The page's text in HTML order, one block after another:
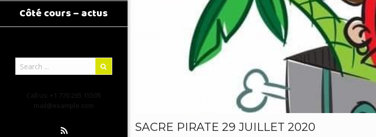
Côté cours – actus
Call us: +1 770 265 1550§
mail@example.com
SACRE PIRATE 29 JUILLET 2020